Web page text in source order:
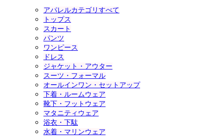
アパレルカテゴリすべて
トップス
スカート
パンツ
ワンピース
ドレス
ジャケット・アウター
スーツ・フォーマル
オールインワン・セットアップ
下着・ルームウェア
靴下・フットウェア
マタニティウェア
浴衣・下駄
水着・マリンウェア